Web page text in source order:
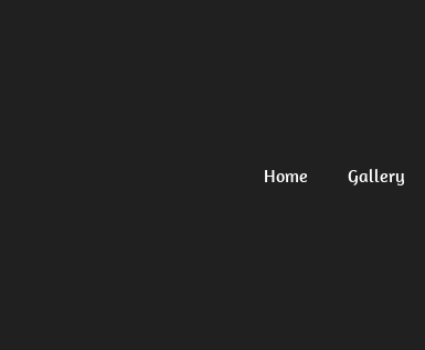
Home Gallery